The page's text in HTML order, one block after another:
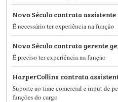
Novo Século contrata
É necessário ter experiência na função
Novo Século contrata gerente
É preciso ter experiência na função
HarperCollins contrata
Suporte ao time comercial e input de
funções do cargo